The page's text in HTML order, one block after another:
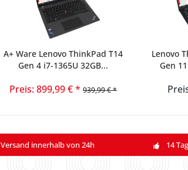
A+ Ware Lenovo ThinkPad T14
Gen 4 i7-1365U 32GB...
Preis: 899,99 € * 939,99 € *
Lenovo
Gen
Versand innerhalb von 24h 14